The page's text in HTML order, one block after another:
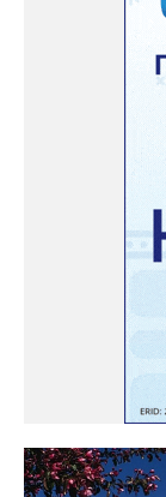
ловушка
фронта в
советуют
подобных
российском
рапортуют
Сорокина,
Ленинградской
ограничения на
региональный
июля после
поручил
загруженные АЗС
бензина и
бесперебойное
общественного